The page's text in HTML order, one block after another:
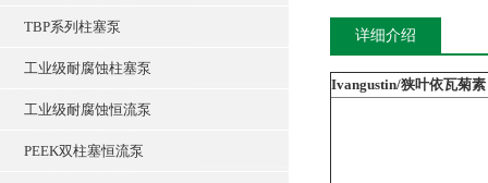
TBP系列柱塞泵
工业级耐腐蚀柱塞泵
工业级耐腐蚀恒流泵
PEEK双柱塞恒流泵
详细介绍
Ivangustin/狭叶依瓦菊素